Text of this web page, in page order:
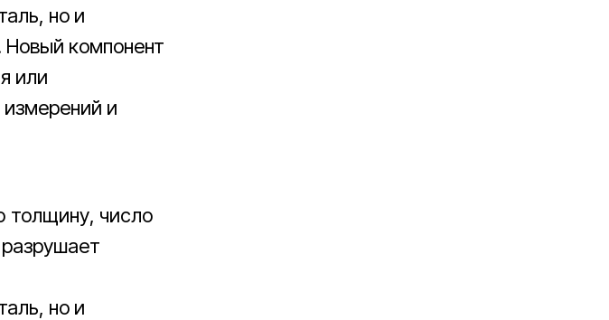
но и
Новый компонент
или
и
толщину, число
но и